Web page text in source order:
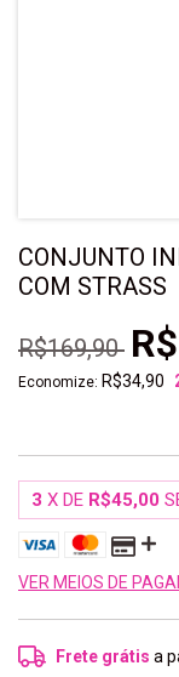
CONJUNTO
COM STRASS
R$169,90
Economize: R$34,90
3 X DE R$45,00
VER MEIOS DE
Frete grátis a